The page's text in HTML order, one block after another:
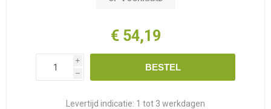
€ 54,19
i
h
BESTEL
Levertijd indicatie: 1 tot 3 werkdagen